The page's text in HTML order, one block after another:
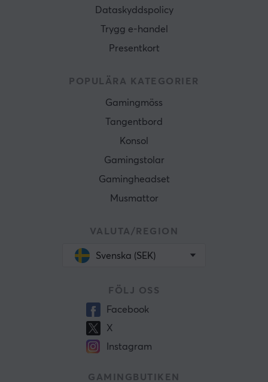
Dataskyddspolicy
Trygg e-handel
Presentkort
POPULÄRA KATEGORIER
Gamingmöss
Tangentbord
Konsol
Gamingstolar
Gamingheadset
Musmattor
VALUTA/REGION
Svenska (SEK)
FÖLJ OSS
Facebook
X
Instagram
GAMINGBUTIKEN